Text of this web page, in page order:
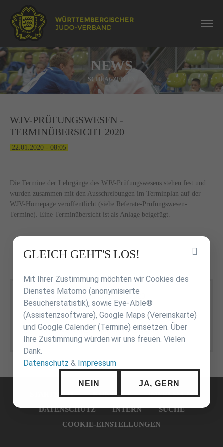
NEWS
SCHLAGZEILEN
WJV-PRÜFUNGSWESEN -
TERMINÜBERSICHT 2020
22.01.2020 - 08:05
Die Termine der Lehrgänge des WJV-Prüfungswesens stehen fest und
wurden zusammen mit den Ausschreibungen im Terminplan auf der
WJV-Homepage veröffentlicht (siehe Referate-Prüfungswesen-
Termine). Eine Terminübersicht ist als Anlage beigefügt.
Prüfungswesen - Terminübersicht 2020
WJV-
Prüfungswesen_Terminübersicht_2020.pdf
(261,6 KiB)
STARTSEITE KONTAKT
IMPRESSUM
DATENSCHUTZ
INTERN
SUCHE
COOKIE-EINSTELLUNGEN
Inhalt
GLEICH GEHT'S LOS!
Mit Ihrer Zustimmung möchten wir Cookies des
Dienstes Matomo (anonymisierte
Besucherstatistik), sowie Eye-Able®
(Assistenzsoftware), Google Maps (Vereinskarte)
und Google Calender (Termine) einsetzen. Über
Ihre Zustimmung würden wir uns freuen. Vielen
Dank.
Datenschutz & Impressum
NEIN JA, GERN